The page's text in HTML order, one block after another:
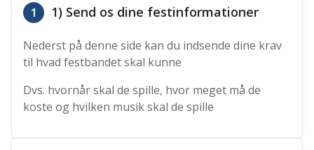
1 1) Send os dine festinformationer
Nederst på denne side kan du indsende dine krav
til hvad festbandet skal kunne
Dvs. hvornår skal de spille, hvor meget må de
koste og hvilken musik skal de spille